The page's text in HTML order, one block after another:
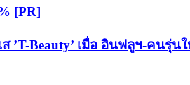
[PR]
’T-Beauty’ เมื่อ อินฟลูฯ-คน